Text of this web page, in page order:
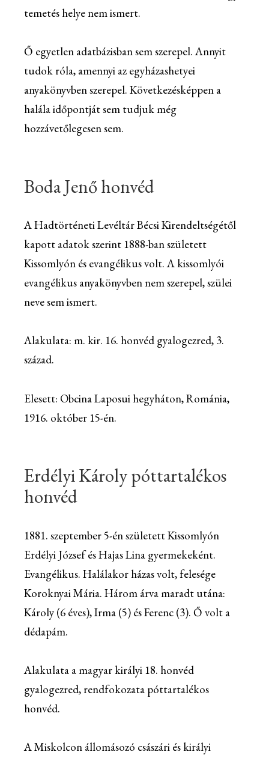
temetés helye nem ismert.
Ő egyetlen adatbázisban sem szerepel. Annyit
tudok róla, amennyi az egyházashetyei
anyakönyvben szerepel. Következésképpen a
halála időpontját sem tudjuk még
hozzávetőlegesen sem.
Boda Jenő honvéd
A Hadtörténeti Levéltár Bécsi Kirendeltségétől
kapott adatok szerint 1888-ban született
Kissomlyón és evangélikus volt. A kissomlyói
evangélikus anyakönyvben nem szerepel, szülei
neve sem ismert.
Alakulata: m. kir. 16. honvéd gyalogezred, 3.
század.
Elesett: Obcina Laposui hegyháton, Románia,
1916. október 15-én.
Erdélyi Károly póttartalékos
honvéd
1881. szeptember 5-én született Kissomlyón
Erdélyi József és Hajas Lina gyermekeként.
Evangélikus. Halálakor házas volt, felesége
Koroknyai Mária. Három árva maradt utána:
Károly (6 éves), Irma (5) és Ferenc (3). Ő volt a
dédapám.
Alakulata a magyar királyi 18. honvéd
gyalogezred, rendfokozata póttartalékos
honvéd.
A Miskolcon állomásozó császári és királyi